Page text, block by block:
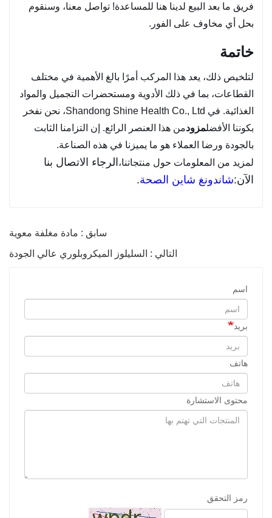
فريق ما بعد البيع لدينا هنا للمساعدة! تواصل معنا، وسنقوم
بحل أي مخاوف على الفور.
خاتمة
لتلخيص ذلك، يعد هذا المركب أمرًا بالغ الأهمية في مختلف
القطاعات، بما في ذلك الأدوية ومستحضرات التجميل والمواد
الغذائية. في Shandong Shine Health Co., Ltd، نحن نفخر
بكوننا الأفضلمزودمن هذا العنصر الرائع. إن التزامنا الثابت
بالجودة ورضا العملاء هو ما يميزنا في هذه الصناعة.
لمزيد من المعلومات حول منتجاتنا،الرجاء الاتصال بنا
الآن:شاندونغ شاين الصحة.
سابق : مادة مغلفة معوية
التالي : السليلوز الميكروبلوري عالي الجودة
اسم
بريد
هاتف
محتوى الاستشارة
رمز التحقق